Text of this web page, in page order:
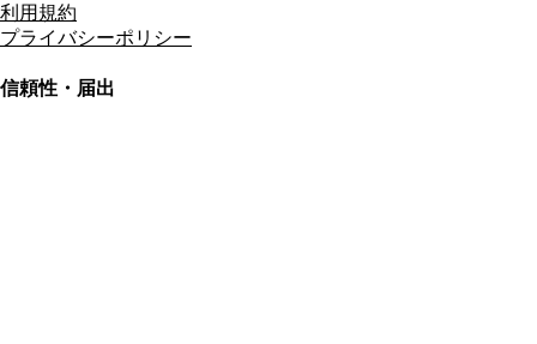
利用規約
プライバシーポリシー
信頼性・届出